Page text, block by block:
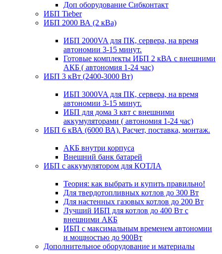
Доп оборудование Сибконтакт
ИБП Tieber
ИБП 2000 ВА (2 кВа)
ИБП 2000VA для ПК, сервера, на время
автономии 3-15 минут.
Готовые комплекты ИБП 2 кВА с внешними
АКБ ( автономия 1-24 час)
ИБП 3 кВт (2400-3000 Вт)
ИБП 3000VA для ПК, сервера, на время
автономии 3-15 минут.
ИБП для дома 3 квт с внешними
аккумуляторами ( автономия 1-24 час)
ИБП 6 кВА (6000 ВА). Расчет, поставка, монтаж.
АКБ внутри корпуса
Внешний банк батарей
ИБП с аккумулятором для КОТЛА
Теория: как выбрать и купить правильно!
Для твердотопливных котлов до 300 Вт
Для настенных газовых котлов до 200 Вт
Лучший ИБП для котлов до 400 Вт с
внешними АКБ
ИБП с максимальным временем автономии
и мощностью до 900Вт
Дополнительное оборудование и материалы